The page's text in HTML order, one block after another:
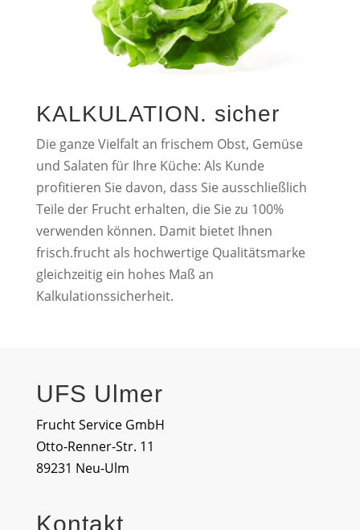
KALKULATION. sicher
Die ganze Vielfalt an frischem Obst, Gemüse
und Salaten für Ihre Küche: Als Kunde
profitieren Sie davon, dass Sie ausschließlich
Teile der Frucht erhalten, die Sie zu 100%
verwenden können. Damit bietet Ihnen
frisch.frucht als hochwertige Qualitätsmarke
gleichzeitig ein hohes Maß an
Kalkulationssicherheit.
UFS Ulmer
Frucht Service GmbH
Otto-Renner-Str. 11
89231 Neu-Ulm
Kontakt